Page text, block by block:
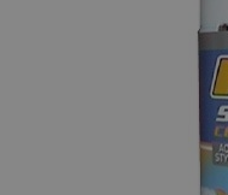
Batteri &